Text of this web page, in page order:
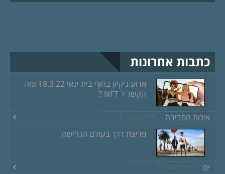
כתבות אחרונות
ארוע ניקיון בחוף בית ינאי 18.3.22 ומה
הקשר ל NFT ?
איכות הסביבה מרץ 8, 2022
פריצת דרך בעולם הגלישה
ים יוני 18, 2020